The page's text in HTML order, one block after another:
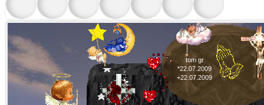
tom gr
*22.07.2009
+22.07.2009